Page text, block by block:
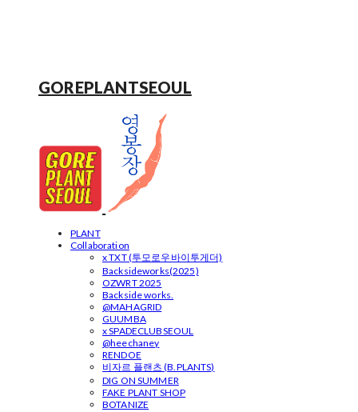
GOREPLANTSEOUL
PLANT
Collaboration
x TXT (투모로우바이투게더)
Backsideworks(2025)
OZWRT 2025
Backside works.
@MAHAGRID
GUUMBA
x SPADECLUBSEOUL
@heechaney
RENDOE
비자르 플랜츠 (B.PLANTS)
DIG ON SUMMER
FAKE PLANT SHOP
BOTANIZE